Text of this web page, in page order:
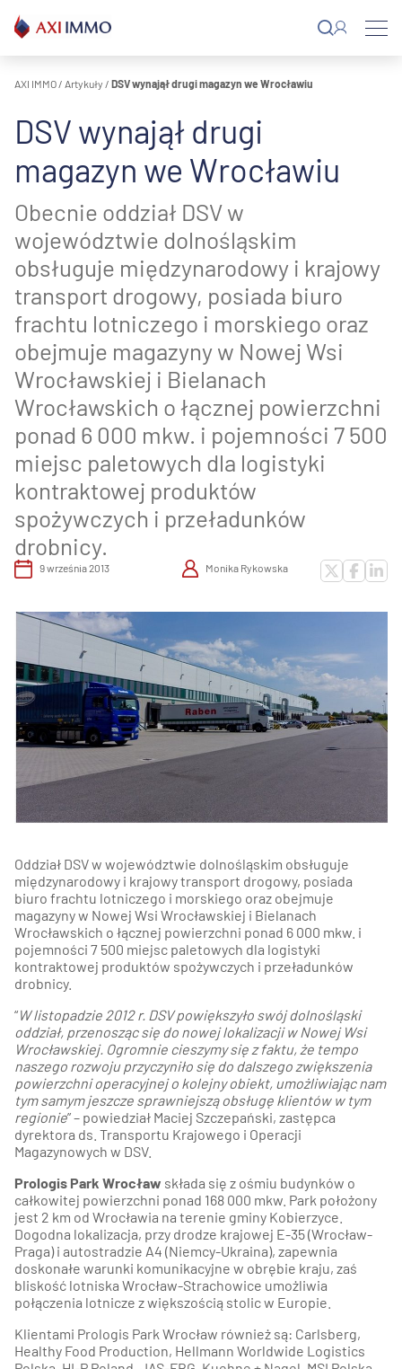
do
treści
AXI IMMO / Artykuły / DSV wynajął drugi magazyn we Wrocławiu
DSV wynajął drugi
magazyn we Wrocławiu
Obecnie oddział DSV w
województwie dolnośląskim
obsługuje międzynarodowy i krajowy
transport drogowy, posiada biuro
frachtu lotniczego i morskiego oraz
obejmuje magazyny w Nowej Wsi
Wrocławskiej i Bielanach
Wrocławskich o łącznej powierzchni
ponad 6 000 mkw. i pojemności 7 500
miejsc paletowych dla logistyki
kontraktowej produktów
spożywczych i przeładunków
drobnicy.
9 września 2013 Monika Rykowska
Oddział DSV w województwie dolnośląskim obsługuje
międzynarodowy i krajowy transport drogowy, posiada
biuro frachtu lotniczego i morskiego oraz obejmuje
magazyny w Nowej Wsi Wrocławskiej i Bielanach
Wrocławskich o łącznej powierzchni ponad 6 000 mkw. i
pojemności 7 500 miejsc paletowych dla logistyki
kontraktowej produktów spożywczych i przeładunków
drobnicy.
“W listopadzie 2012 r. DSV powiększyło swój dolnośląski
oddział, przenosząc się do nowej lokalizacji w Nowej Wsi
Wrocławskiej. Ogromnie cieszymy się z faktu, że tempo
naszego rozwoju przyczyniło się do dalszego zwiększenia
powierzchni operacyjnej o kolejny obiekt, umożliwiając nam
tym samym jeszcze sprawniejszą obsługę klientów w tym
regionie” – powiedział Maciej Szczepański, zastępca
dyrektora ds. Transportu Krajowego i Operacji
Magazynowych w DSV.
Prologis Park Wrocław składa się z ośmiu budynków o
całkowitej powierzchni ponad 168 000 mkw. Park położony
jest 2 km od Wrocławia na terenie gminy Kobierzyce.
Dogodna lokalizacja, przy drodze krajowej E-35 (Wrocław-
Praga) i autostradzie A4 (Niemcy-Ukraina), zapewnia
doskonałe warunki komunikacyjne w obrębie kraju, zaś
bliskość lotniska Wrocław-Strachowice umożliwia
połączenia lotnicze z większością stolic w Europie.
Klientami Prologis Park Wrocław również są: Carlsberg,
Healthy Food Production, Hellmann Worldwide Logistics